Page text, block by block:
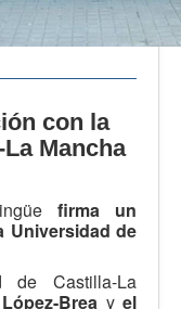
con la
Mancha
firma un
Universidad de
Castilla-La
Brea yel